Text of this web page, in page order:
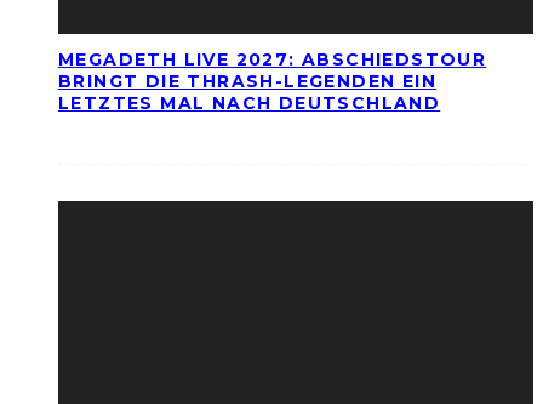
MEGADETH LIVE 2027: ABSCHIEDSTOUR
BRINGT DIE THRASH-LEGENDEN EIN
LETZTES MAL NACH DEUTSCHLAND